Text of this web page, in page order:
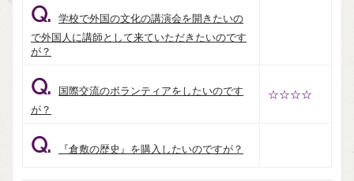
Q. 学校で外国の文化の講演会を開きたいの
で外国人に講師として来ていただきたいのです
が？
Q. 国際交流のボランティアをしたいのです
が？
☆☆☆☆
Q. 『倉敷の歴史』を購入したいのですが？